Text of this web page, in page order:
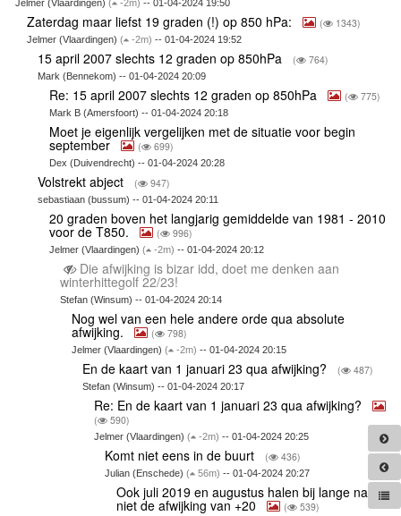
Jelmer (Vlaardingen) ( -2m) -- 01-04-2024 19:50
Zaterdag maar liefst 19 graden (!) op 850 hPa: ( 1343)
Jelmer (Vlaardingen) ( -2m) -- 01-04-2024 19:52
15 april 2007 slechts 12 graden op 850hPa ( 764)
Mark (Bennekom) -- 01-04-2024 20:09
Re: 15 april 2007 slechts 12 graden op 850hPa ( 775)
Mark B (Amersfoort) -- 01-04-2024 20:18
Moet je eigenlijk vergelijken met de situatie voor begin
september ( 699)
Dex (Duivendrecht) -- 01-04-2024 20:28
Volstrekt abject ( 947)
sebastiaan (bussum) -- 01-04-2024 20:11
20 graden boven het langjarig gemiddelde van 1981 - 2010
voor de T850. ( 996)
Jelmer (Vlaardingen) ( -2m) -- 01-04-2024 20:12
Die afwijking is bizar idd, doet me denken aan
winterhittegolf 22/23!
Stefan (Winsum) -- 01-04-2024 20:14
Nog wel van een hele andere orde qua absolute
afwijking. ( 798)
Jelmer (Vlaardingen) ( -2m) -- 01-04-2024 20:15
En de kaart van 1 januari 23 qua afwijking? ( 487)
Stefan (Winsum) -- 01-04-2024 20:17
Re: En de kaart van 1 januari 23 qua afwijking?
( 590)
Jelmer (Vlaardingen) ( -2m) -- 01-04-2024 20:25
Komt niet eens in de buurt ( 436)
Julian (Enschede)( 56m) -- 01-04-2024 20:27
Ook juli 2019 en augustus halen bij lange na
niet de afwijking van +20 ( 539)